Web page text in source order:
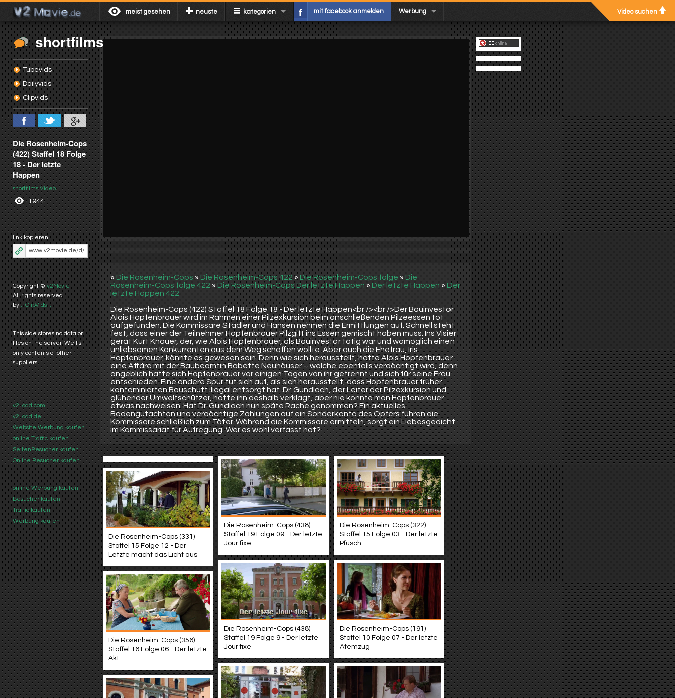
meist gesehen neuste kategorien mit facebook anmelden Werbung Video suchen
shortfilms
Tubevids
Dailyvids
Clipvids
Die Rosenheim-Cops
(422) Staffel 18 Folge
18 - Der letzte
Happen
shortfilms Video
1944
link kopieren
Copyright © v2Movie
All rights reserved.
by:: ClipVids ::
This side stores no data or
files on the server. We list
only contents of other
suppliers.
v2Load.com
v2Load.de
Website Werbung kaufen
online Traffic kaufen
SeitenBesucher kaufen
Online Besucher kaufen
online Werbung kaufen
Besucher kaufen
Traffic kaufen
Werbung kaufen
»Die Rosenheim-Cops»Die Rosenheim-Cops 422»Die Rosenheim-Cops folge»Die
Rosenheim-Cops folge 422 »Die Rosenheim-Cops Der letzte Happen »Der letzte Happen » Der
letzte Happen 422
Die Rosenheim-Cops (422) Staffel 18 Folge 18 - Der letzte Happen<br /><br />Der Bauinvestor
Alois Hopfenbrauer wird im Rahmen einer Pilzexkursion beim anschließenden Pilzeessen tot
aufgefunden. Die Kommissare Stadler und Hansen nehmen die Ermittlungen auf. Schnell steht
fest, dass einer der Teilnehmer Hopfenbrauer Pilzgift ins Essen gemischt haben muss. Ins Visier
gerät Kurt Knauer, der, wie Alois Hopfenbrauer, als Bauinvestor tätig war und womöglich einen
unliebsamen Konkurrenten aus dem Weg schaffen wollte. Aber auch die Ehefrau, Iris
Hopfenbrauer, könnte es gewesen sein. Denn wie sich herausstellt, hatte Alois Hopfenbrauer
eine Affäre mit der Baubeamtin Babette Neuhäuser – welche ebenfalls verdächtigt wird, denn
angeblich hatte sich Hopfenbrauer vor einigen Tagen von ihr getrennt und sich für seine Frau
entschieden. Eine andere Spur tut sich auf, als sich herausstellt, dass Hopfenbrauer früher
kontaminierten Bauschutt illegal entsorgt hat. Dr. Gundlach, der Leiter der Pilzexkursion und
glühender Umweltschützer, hatte ihn deshalb verklagt, aber nie konnte man Hopfenbrauer
etwas nachweisen. Hat Dr. Gundlach nun späte Rache genommen? Ein aktuelles
Bodengutachten und verdächtige Zahlungen auf ein Sonderkonto des Opfers führen die
Kommissare schließlich zum Täter. Während die Kommissare ermitteln, sorgt ein Liebesgedicht
im Kommissariat für Aufregung. Wer es wohl verfasst hat?
Die Rosenheim-Cops (438)
Staffel 19 Folge 09 - Der letzte
Jour fixe
Die Rosenheim-Cops (322)
Staffel 15 Folge 03 - Der letzte
Pfusch
Die Rosenheim-Cops (331)
Staffel 15 Folge 12 - Der
Letzte macht das Licht aus
Die Rosenheim-Cops (438)
Staffel 19 Folge 9 - Der letzte
Jour fixe
Die Rosenheim-Cops (191)
Staffel 10 Folge 07 - Der letzte
Atemzug
Die Rosenheim-Cops (356)
Staffel 16 Folge 06 - Der letzte
Akt